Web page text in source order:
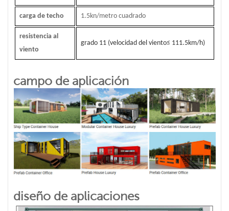
carga de techo 1.5kn/metro cuadrado
resistencia al
viento
grado 11 (velocidad del viento≤ 111.5km/h)
campo de aplicación
diseño de aplicaciones